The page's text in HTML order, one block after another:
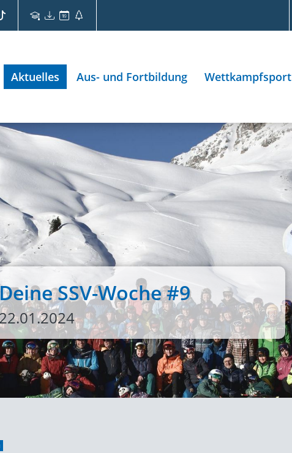
Aktuelles Aus- und Fortbildung Wettkampfsport
SSV-Woche #9